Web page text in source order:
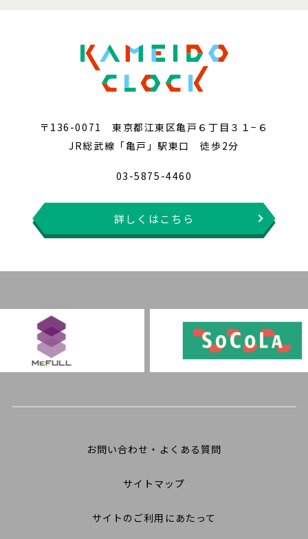
〒136-0071 東京都江東区亀戸６丁目３１−６
JR総武線「亀戸」駅東口 徒歩2分
03-5875-4460
詳しくはこちら
お問い合わせ・よくある質問
サイトマップ
サイトのご利用にあたって